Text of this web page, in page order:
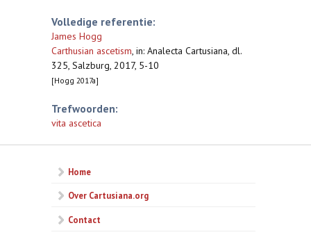
Volledige referentie:
James Hogg
Carthusian ascetism, in: Analecta Cartusiana, dl.
325, Salzburg, 2017, 5-10
[Hogg 2017a]
Trefwoorden:
vita ascetica
Home
Over Cartusiana.org
Contact